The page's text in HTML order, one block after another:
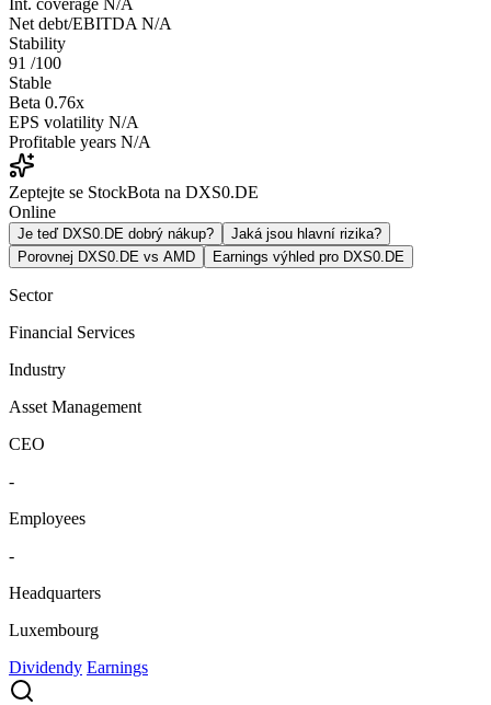
Int. coverage N/A
Net debt/EBITDA N/A
Stability
91 /100
Stable
Beta 0.76x
EPS volatility N/A
Profitable years N/A
Zeptejte se StockBota na DXS0.DE
Online
Je teď DXS0.DE dobrý nákup?
Jaká jsou hlavní rizika?
Porovnej DXS0.DE vs AMD
Earnings výhled pro DXS0.DE
Sector
Financial Services
Industry
Asset Management
CEO
-
Employees
-
Headquarters
Luxembourg
Dividendy Earnings